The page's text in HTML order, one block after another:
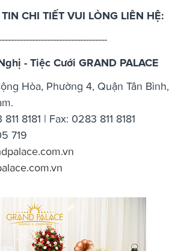
CHI TIẾT VUI LÒNG LIÊN HỆ:
- Tiệc Cưới GRAND PALACE
Hòa, Phường 4, Quận Tân Bình,
8181 | Fax: 0283 811 8181
719